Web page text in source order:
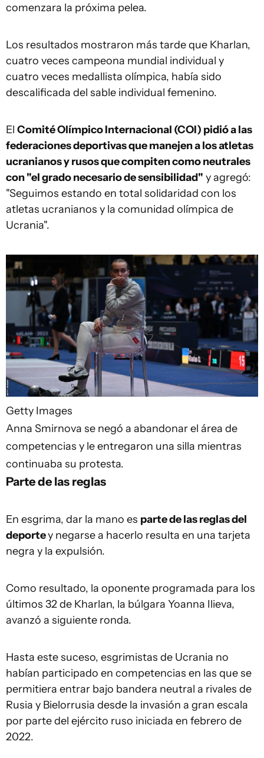
comenzara la próxima pelea.
Los resultados mostraron más tarde que Kharlan,
cuatro veces campeona mundial individual y
cuatro veces medallista olímpica, había sido
descalificada del sable individual femenino.
El Comité Olímpico Internacional (COI) pidió a las
federaciones deportivas que manejen a los atletas
ucranianos y rusos que compiten como neutrales
con "el grado necesario de sensibilidad" y agregó:
"Seguimos estando en total solidaridad con los
atletas ucranianos y la comunidad olímpica de
Ucrania".
Getty Images
Anna Smirnova se negó a abandonar el área de
competencias y le entregaron una silla mientras
continuaba su protesta.
Parte de las reglas
En esgrima, dar la mano es parte de las reglas del
deportey negarse a hacerlo resulta en una tarjeta
negra y la expulsión.
Como resultado, la oponente programada para los
últimos 32 de Kharlan, la búlgara Yoanna Ilieva,
avanzó a siguiente ronda.
Hasta este suceso, esgrimistas de Ucrania no
habían participado en competencias en las que se
permitiera entrar bajo bandera neutral a rivales de
Rusia y Bielorrusia desde la invasión a gran escala
por parte del ejército ruso iniciada en febrero de
2022.